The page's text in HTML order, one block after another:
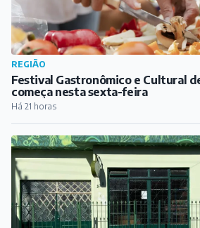
REGIÃO
Festival Gastronômico e Cultural
começa nesta sexta-feira
Há 21 horas